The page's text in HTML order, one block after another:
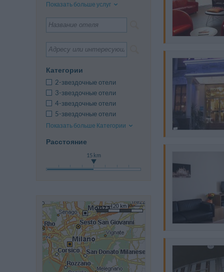
Показать больше услуг
Категории
2-звездочные отели
3-звездочные отели
4-звездочные отели
5-звездочные отели
Показать больше Категории
Расстояние
15 km